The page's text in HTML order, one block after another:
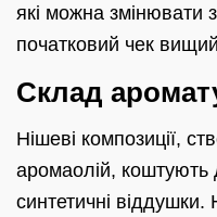
які можна змінювати
початковий чек
Склад
Нішеві композиції,
аромаолій, коштують
синтетичні